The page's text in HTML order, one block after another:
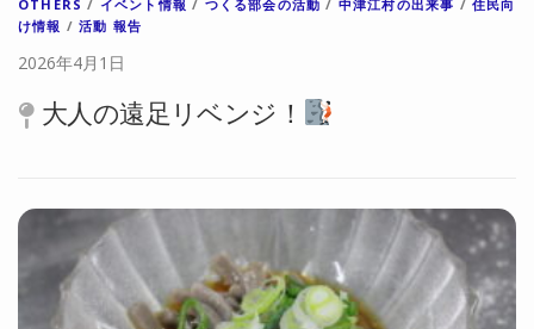
OTHERS / イベント情報 / つくる部会の活動 / 中津江村の出来事 /住民向
け情報 /活動 報告
2026年4月1日
大人の遠足リベンジ！